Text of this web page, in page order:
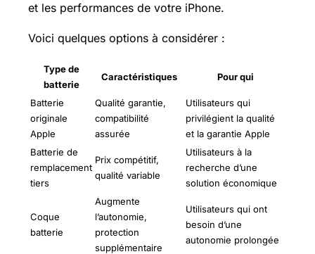
et les performances de votre iPhone.
Voici quelques options à considérer :
Type de
batterie
Caractéristiques Pour qui
Batterie
originale
Apple
Qualité garantie,
compatibilité
assurée
Utilisateurs qui
privilégient la qualité
et la garantie Apple
Batterie de
remplacement
tiers
Prix compétitif,
qualité variable
Utilisateurs à la
recherche d’une
solution économique
Coque
batterie
Augmente
l’autonomie,
protection
supplémentaire
Utilisateurs qui ont
besoin d’une
autonomie prolongée